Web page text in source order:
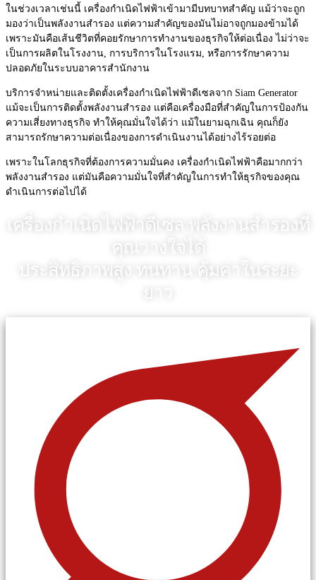
ในช่วงเวลาเช่นนี้ เครื่องกำเนิดไฟฟ้าเข้ามามีบทบาทสำคัญ แม้ว่าจะถูก
มองว่าเป็นพลังงานสำรอง แต่ความสำคัญของมันไม่อาจถูกมองข้ามได้
เพราะมันคือเส้นชีวิตที่คอยรักษาการทำงานของธุรกิจให้ต่อเนื่อง ไม่ว่าจะ
เป็นการผลิตในโรงงาน, การบริการในโรงแรม, หรือการรักษาความ
ปลอดภัยในระบบอาคารสำนักงาน
บริการจำหน่ายและติดตั้งเครื่องกำเนิดไฟฟ้าดีเซลจาก Siam Generator
แม้จะเป็นการติดตั้งพลังงานสำรอง แต่คือเครื่องมือที่สำคัญในการป้องกัน
ความเสี่ยงทางธุรกิจ ทำให้คุณมั่นใจได้ว่า แม้ในยามฉุกเฉิน คุณก็ยัง
สามารถรักษาความต่อเนื่องของการดำเนินงานได้อย่างไร้รอยต่อ
เพราะในโลกธุรกิจที่ต้องการความมั่นคง เครื่องกำเนิดไฟฟ้าคือมากกว่า
พลังงานสำรอง แต่มันคือความมั่นใจที่สำคัญในการทำให้ธุรกิจของคุณ
ดำเนินการต่อไปได้
เครื่องกำเนิดไฟฟ้าดีเซล พลังงานสำรองที่
คุณวางใจได้
ประสิทธิภาพสูง ทนทาน คุ้มค่าในระยะ
ยาว